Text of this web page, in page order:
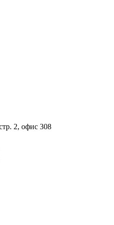
2, офис 308